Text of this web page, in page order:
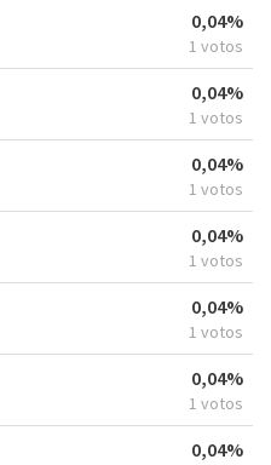
0,04%
1 votos
0,04%
1 votos
0,04%
1 votos
0,04%
1 votos
0,04%
1 votos
0,04%
1 votos
0,04%